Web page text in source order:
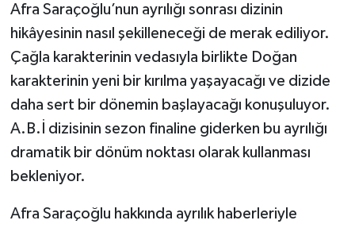
Afra Saraçoğlu’nun ayrılığı sonrası dizinin
hikâyesinin nasıl şekilleneceği de merak ediliyor.
Çağla karakterinin vedasıyla birlikte Doğan
karakterinin yeni bir kırılma yaşayacağı ve dizide
daha sert bir dönemin başlayacağı konuşuluyor.
A.B.İ dizisinin sezon finaline giderken bu ayrılığı
dramatik bir dönüm noktası olarak kullanması
bekleniyor.
Afra Saraçoğlu hakkında ayrılık haberleriyle